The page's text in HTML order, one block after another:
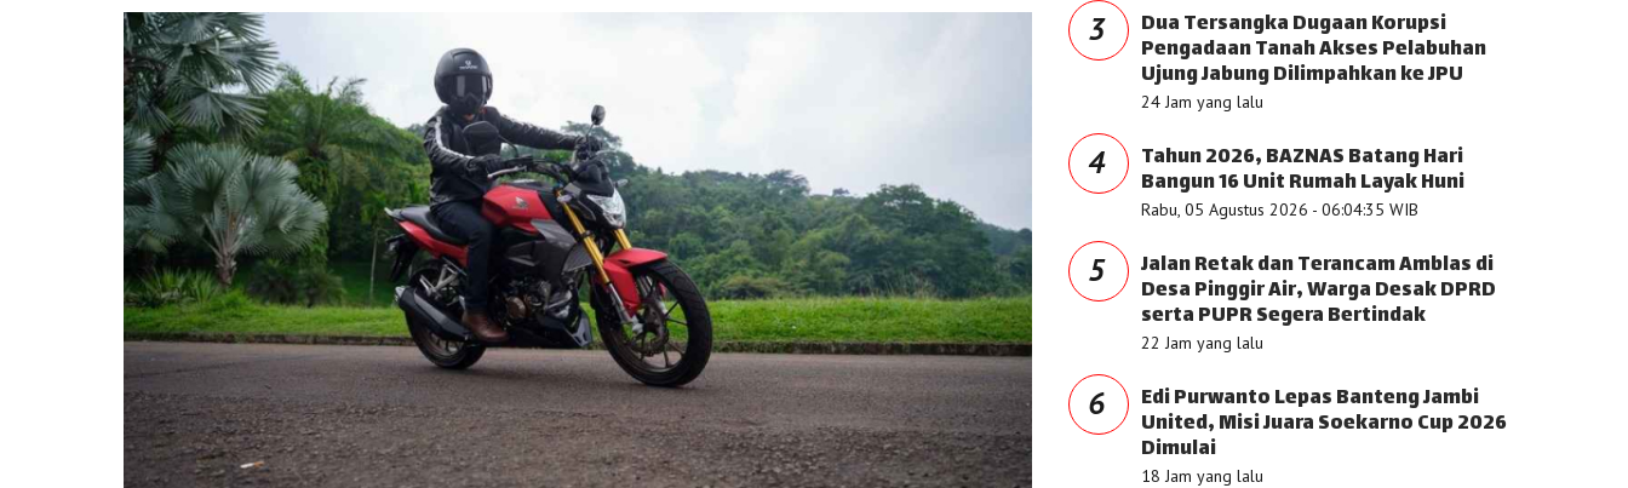
3 Dua Tersangka Dugaan Korupsi
Pengadaan Tanah Akses Pelabuhan
Ujung Jabung Dilimpahkan ke JPU
24 Jam yang lalu
4 Tahun 2026, BAZNAS Batang Hari
Bangun 16 Unit Rumah Layak Huni
Rabu, 05 Agustus 2026 - 06:04:35 WIB
5 Jalan Retak dan Terancam Amblas di
Desa Pinggir Air, Warga Desak DPRD
serta PUPR Segera Bertindak
22 Jam yang lalu
6 Edi Purwanto Lepas Banteng Jambi
United, Misi Juara Soekarno Cup 2026
Dimulai
18 Jam yang lalu